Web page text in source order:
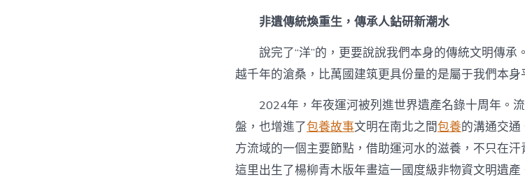
非遺傳統煥重生，傳承人鉆研新潮水
說完了“洋”的，更要說說我們本身的傳統文明傳
越千年的滄桑，比萬國建筑更具份量的是屬于我們本
2024年，年夜運河被列進世界遺產名錄十周年。
盤，也增進了包養故事文明在南北之間包養的溝通交
方流域的一個主要節點，借助運河水的滋養，不只在
這里出生了楊柳青木版年畫這一國度級非物資文明遺產